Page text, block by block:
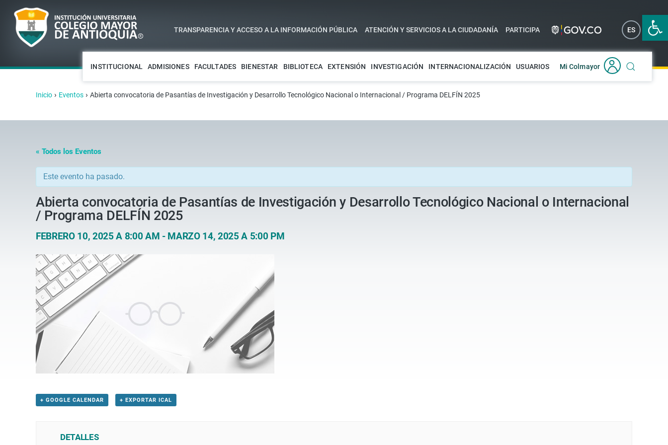
Abrir
TRANSPARENCIA Y ACCESO A LA INFORMACIÓN PÚBLICA ATENCIÓN Y SERVICIOS A LA CIUDADANÍA PARTICIPA ES EN
INSTITUCIONAL ADMISIONES FACULTADES BIENESTAR BIBLIOTECA EXTENSIÓN INVESTIGACIÓN INTERNACIONALIZACIÓN USUARIOS Mi Colmayor
Inicio › Eventos › Abierta convocatoria de Pasantías de Investigación y Desarrollo Tecnológico Nacional o Internacional / Programa DELFÍN 2025
« Todos los Eventos
Este evento ha pasado.
Abierta convocatoria de Pasantías de Investigación y Desarrollo Tecnológico Nacional o Internacional
/ Programa DELFÍN 2025
FEBRERO 10, 2025 A 8:00 AM - MARZO 14, 2025 A 5:00 PM
+ GOOGLE CALENDAR + EXPORTAR ICAL
DETALLES